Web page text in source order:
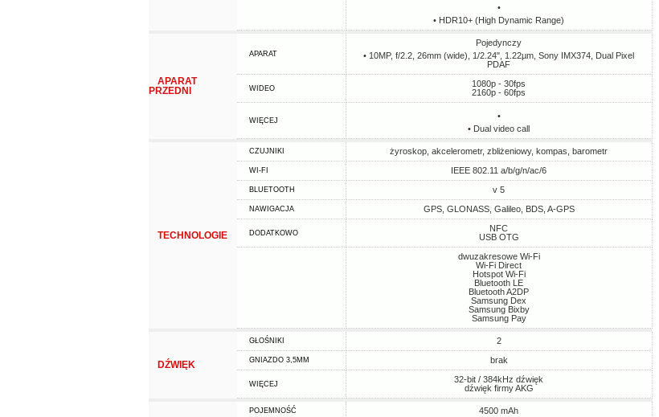
•
• HDR10+ (High Dynamic Range)
APARAT
PRZEDNI
APARAT
Pojedynczy
• 10MP, f/2.2, 26mm (wide), 1/2.24", 1.22µm, Sony IMX374, Dual Pixel
PDAF
WIDEO
1080p - 30fps
2160p - 60fps
WIĘCEJ
•
• Dual video call
TECHNOLOGIE
CZUJNIKI żyroskop, akcelerometr, zbliżeniowy, kompas, barometr
WI-FI IEEE 802.11 a/b/g/n/ac/6
BLUETOOTH v 5
NAWIGACJA GPS, GLONASS, Galileo, BDS, A-GPS
DODATKOWO
NFC
USB OTG
dwuzakresowe Wi-Fi
Wi-Fi Direct
Hotspot Wi-Fi
Bluetooth LE
Bluetooth A2DP
Samsung Dex
Samsung Bixby
Samsung Pay
DŹWIĘK
GŁOŚNIKI 2
GNIAZDO 3,5MM brak
WIĘCEJ
32-bit / 384kHz dźwięk
dźwięk firmy AKG
POJEMNOŚĆ 4500 mAh